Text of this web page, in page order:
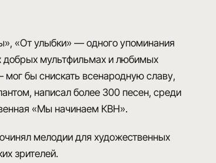
«От улыбки» — одного упоминания
добрых мультфильмах и любимых
бы снискать всенародную славу,
написал более 300 песен, среди
«Мы начинаем КВН».
мелодии для художественных
зрителей.